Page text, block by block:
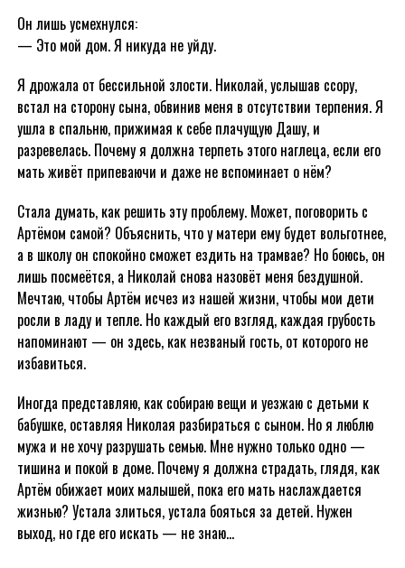
Он лишь усмехнулся:
— Это мой дом. Я никуда не уйду.
Я дрожала от бессильной злости. Николай, услышав ссору,
встал на сторону сына, обвинив меня в отсутствии терпения. Я
ушла в спальню, прижимая к себе плачущую Дашу, и
разревелась. Почему я должна терпеть этого наглеца, если его
мать живёт припеваючи и даже не вспоминает о нём?
Стала думать, как решить эту проблему. Может, поговорить с
Артёмом самой? Объяснить, что у матери ему будет вольготнее,
а в школу он спокойно сможет ездить на трамвае? Но боюсь, он
лишь посмеётся, а Николай снова назовёт меня бездушной.
Мечтаю, чтобы Артём исчез из нашей жизни, чтобы мои дети
росли в ладу и тепле. Но каждый его взгляд, каждая грубость
напоминают — он здесь, как незваный гость, от которого не
избавиться.
Иногда представляю, как собираю вещи и уезжаю с детьми к
бабушке, оставляя Николая разбираться с сыном. Но я люблю
мужа и не хочу разрушать семью. Мне нужно только одно —
тишина и покой в доме. Почему я должна страдать, глядя, как
Артём обижает моих малышей, пока его мать наслаждается
жизнью? Устала злиться, устала бояться за детей. Нужен
выход, но где его искать — не знаю…